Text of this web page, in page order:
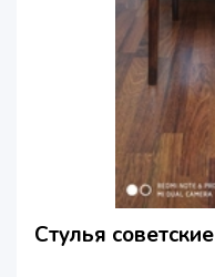
Стулья советские